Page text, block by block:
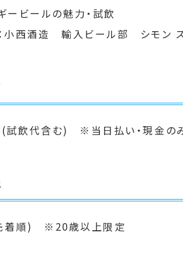
ビールの魅力・試飲
小西酒造 輸入ビール部 シモン
試飲代含む) ※当日払い・現金の
着順) ※20歳以上限定